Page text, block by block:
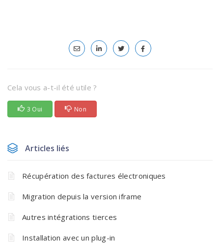
Cela vous a-t-il été utile ?
3 Oui Non
Articles liés
Récupération des factures électroniques
Migration depuis la version iframe
Autres intégrations tierces
Installation avec un plug-in